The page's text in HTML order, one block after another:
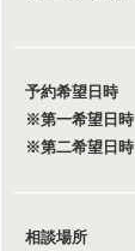
予約希望日時
※第一希望日時
※第二希望日時
相談場所